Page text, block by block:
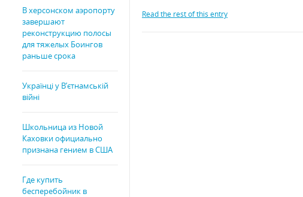
Read the rest of this entry
В херсонском аэропорту
завершают
реконструкцию полосы
для тяжелых Боингов
раньше срока
Українці у В’єтнамській
війні
Школьница из Новой
Каховки официально
признана гением в США
Где купить
бесперебойник в